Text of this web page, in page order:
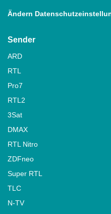
Ändern
Sender
ARD
RTL
Pro7
RTL2
3Sat
DMAX
RTL Nitro
ZDFneo
Super RTL
TLC
N-TV